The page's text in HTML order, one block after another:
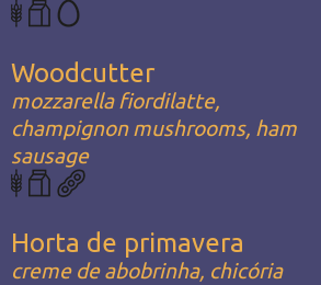
Woodcutter
mozzarella fiordilatte,
champignon mushrooms, ham
sausage
Horta de primavera
creme de abobrinha, chicória